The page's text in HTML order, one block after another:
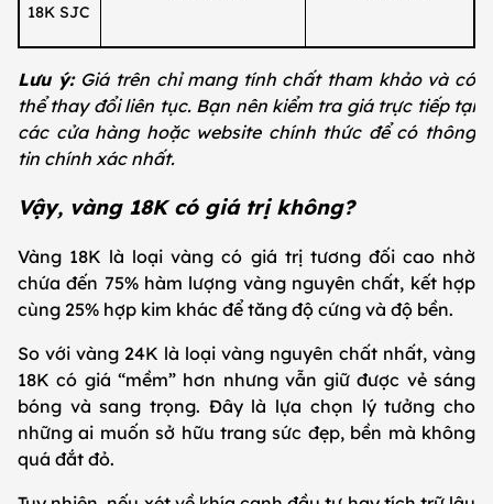
18K SJC
Lưu ý: Giá trên chỉ mang tính chất tham khảo và có
thể thay đổi liên tục. Bạn nên kiểm tra giá trực tiếp tại
các cửa hàng hoặc website chính thức để có thông
tin chính xác nhất.
Vậy, vàng 18K có giá trị không?
Vàng 18K là loại vàng có giá trị tương đối cao nhờ
chứa đến 75% hàm lượng vàng nguyên chất, kết hợp
cùng 25% hợp kim khác để tăng độ cứng và độ bền.
So với vàng 24K là loại vàng nguyên chất nhất, vàng
18K có giá “mềm” hơn nhưng vẫn giữ được vẻ sáng
bóng và sang trọng. Đây là lựa chọn lý tưởng cho
những ai muốn sở hữu trang sức đẹp, bền mà không
quá đắt đỏ.